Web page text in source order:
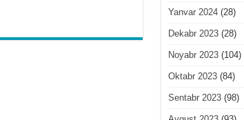
Yanvar 2024(28)
Dekabr 2023(28)
Noyabr 2023(104)
Oktabr 2023(84)
Sentabr 2023(98)